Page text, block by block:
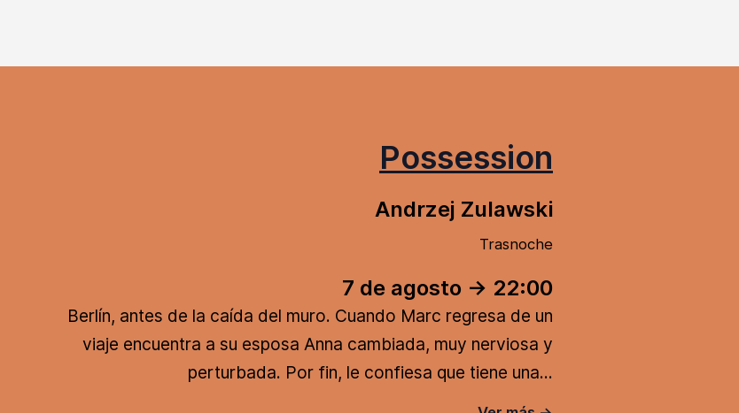
Possession
Andrzej Zulawski
Trasnoche
7 de agosto -> 22:00
Berlín, antes de la caída del muro. Cuando Marc regresa de un
viaje encuentra a su esposa Anna cambiada, muy nerviosa y
perturbada. Por fin, le confiesa que tiene una…